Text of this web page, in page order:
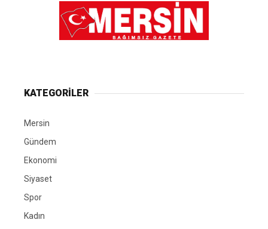
KATEGORİLER
Mersin
Gündem
Ekonomi
Siyaset
Spor
Kadın